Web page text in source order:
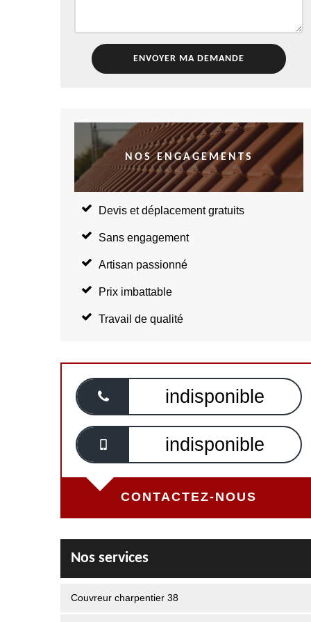
NOS ENGAGEMENTS
Devis et déplacement gratuits
Sans engagement
Artisan passionné
Prix imbattable
Travail de qualité
indisponible
indisponible
CONTACTEZ-NOUS
Nos services
Couvreur charpentier 38